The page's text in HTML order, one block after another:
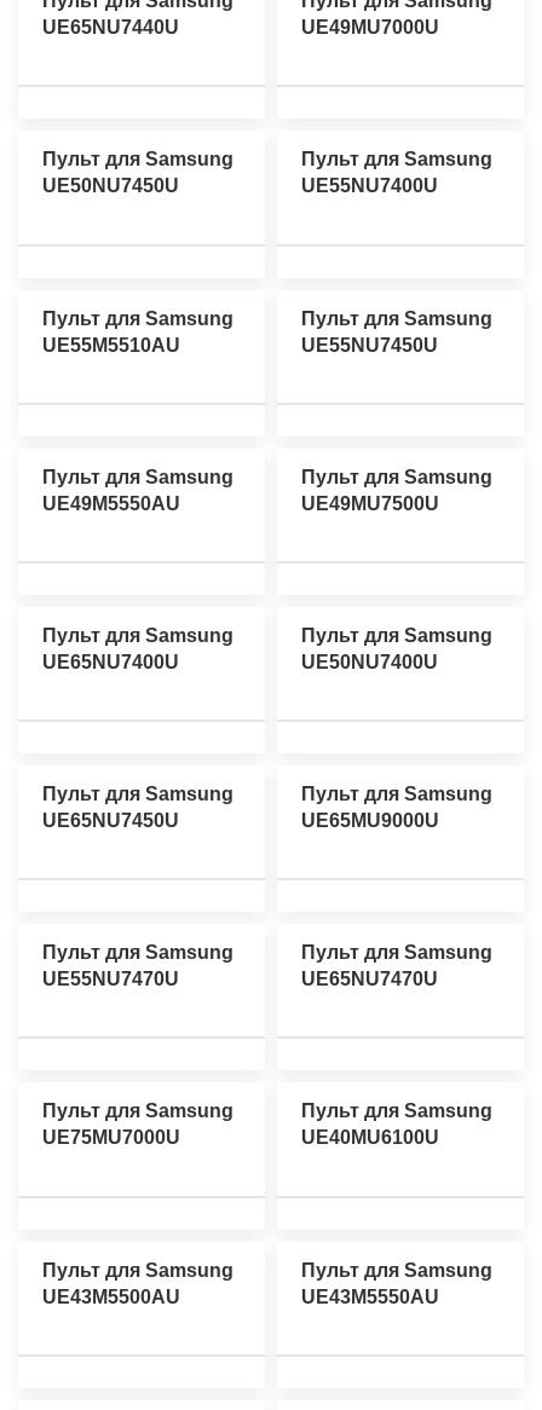
UE65NU7440U
UE49MU7000U
Пульт для Samsung
UE50NU7450U
Пульт для Samsung
UE55NU7400U
Пульт для Samsung
UE55M5510AU
Пульт для Samsung
UE55NU7450U
Пульт для Samsung
UE49M5550AU
Пульт для Samsung
UE49MU7500U
Пульт для Samsung
UE65NU7400U
Пульт для Samsung
UE50NU7400U
Пульт для Samsung
UE65NU7450U
Пульт для Samsung
UE65MU9000U
Пульт для Samsung
UE55NU7470U
Пульт для Samsung
UE65NU7470U
Пульт для Samsung
UE75MU7000U
Пульт для Samsung
UE40MU6100U
Пульт для Samsung
UE43M5500AU
Пульт для Samsung
UE43M5550AU